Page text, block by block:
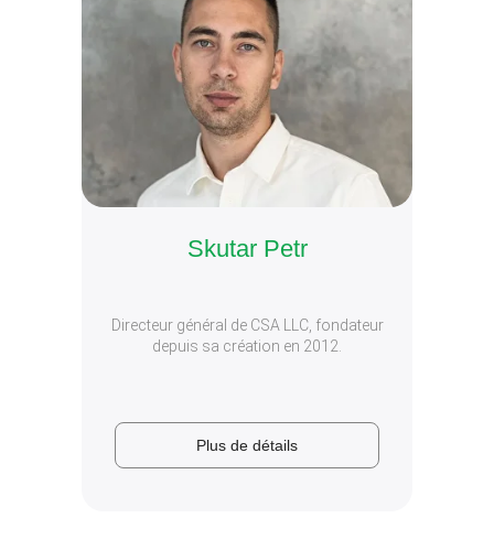
Skutar Petr
Directeur général de CSA LLC, fondateur
depuis sa création en 2012.
Plus de
détails
Plus de détails